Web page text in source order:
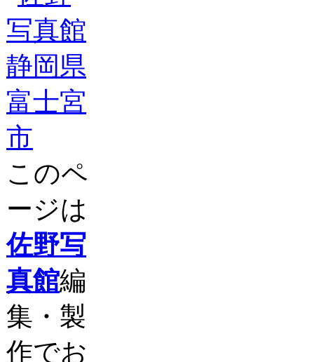
このペ
ージは
佐野写
真館編
集・製
作でお